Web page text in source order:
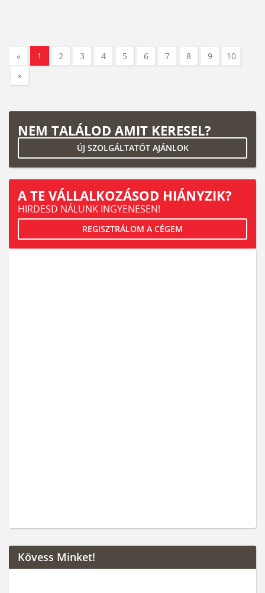
« 1 2 3 4 5 6 7 8 9
10
»
NEM TALÁLOD AMIT KERESEL?
ÚJ SZOLGÁLTATÓT AJÁNLOK
A TE VÁLLALKOZÁSOD HIÁNYZIK?
HIRDESD NÁLUNK INGYENESEN!
REGISZTRÁLOM A CÉGEM
Kövess Minket!